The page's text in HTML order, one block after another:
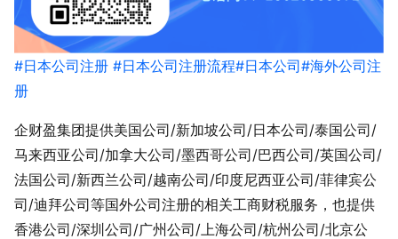
#日本公司注册 #日本公司注册流程#日本公司#海外公司注
册
企财盈集团提供美国公司/新加坡公司/日本公司/泰国公司/
马来西亚公司/加拿大公司/墨西哥公司/巴西公司/英国公司/
法国公司/新西兰公司/越南公司/印度尼西亚公司/菲律宾公
司/迪拜公司等国外公司注册的相关工商财税服务，也提供
香港公司/深圳公司/广州公司/上海公司/杭州公司/北京公